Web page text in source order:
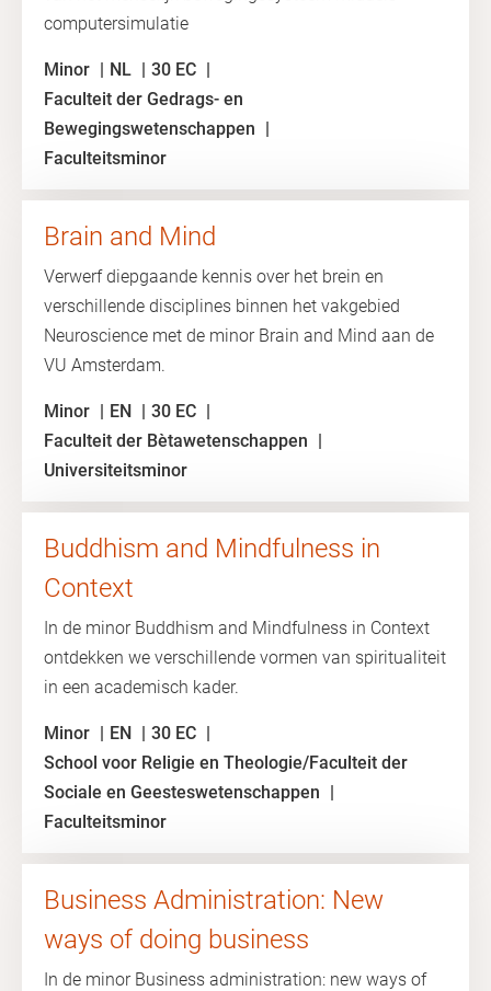
computersimulatie
Minor NL
30 EC
Faculteit der Gedrags- en
Bewegingswetenschappen
Faculteitsminor
Brain and Mind
Verwerf diepgaande kennis over het brein en
verschillende disciplines binnen het vakgebied
Neuroscience met de minor Brain and Mind aan de
VU Amsterdam.
Minor EN
30 EC
Faculteit der Bètawetenschappen
Universiteitsminor
Buddhism and Mindfulness in
Context
In de minor Buddhism and Mindfulness in Context
ontdekken we verschillende vormen van spiritualiteit
in een academisch kader.
Minor EN
30 EC
School voor Religie en Theologie/Faculteit der
Sociale en Geesteswetenschappen
Faculteitsminor
Business Administration: New
ways of doing business
In de minor Business administration: new ways of